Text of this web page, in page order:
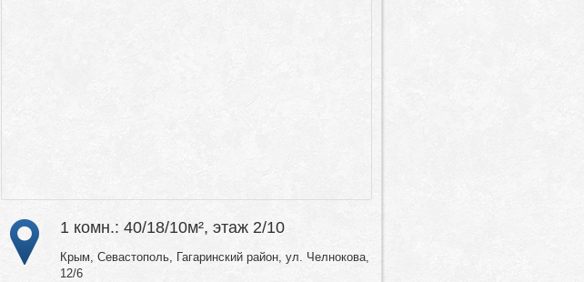
1 комн.: 40/18/10м², этаж 2/10
Крым, Севастополь, Гагаринский район, ул. Челнокова,
12/6